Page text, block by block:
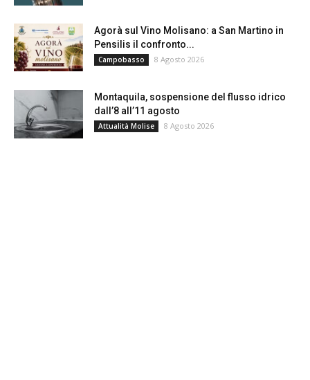
Agorà sul Vino Molisano: a San Martino in
Pensilis il confronto...
Campobasso 8 Agosto 2026
Montaquila, sospensione del flusso idrico
dall’8 all’11 agosto
Attualità Molise 8 Agosto 2026